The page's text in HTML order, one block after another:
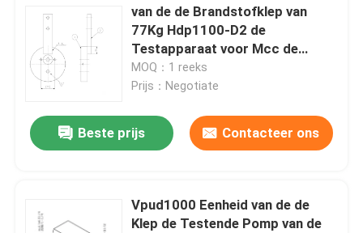
van de de Brandstofklep van
77Kg Hdp1100-D2 de
Testapparaat voor Mcc de
Dieselmotormeetapparaat van
Meb Mec Mk
MOQ：1 reeks
Prijs：Negotiate
Beste prijs Contacteer ons
Vpud1000 Eenheid van de de
Klep de Testende Pomp van de